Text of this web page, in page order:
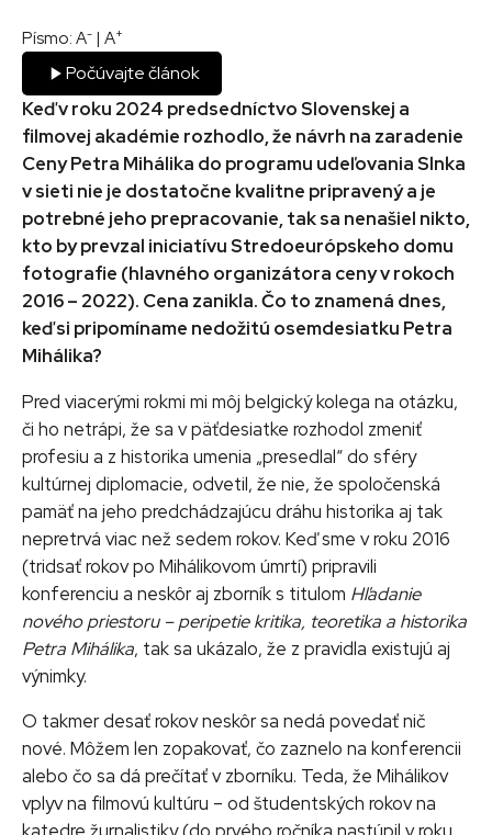
Písmo: A- | A+
Počúvajte článok
Keď v roku 2024 predsedníctvo Slovenskej a
filmovej akadémie rozhodlo, že návrh na zaradenie
Ceny Petra Mihálika do programu udeľovania Slnka
v sieti nie je dostatočne kvalitne pripravený a je
potrebné jeho prepracovanie, tak sa nenašiel nikto,
kto by prevzal iniciatívu Stredoeurópskeho domu
fotografie (hlavného organizátora ceny v rokoch
2016 – 2022). Cena zanikla. Čo to znamená dnes,
keď si pripomíname nedožitú osemdesiatku Petra
Mihálika?
Pred viacerými rokmi mi môj belgický kolega na otázku,
či ho netrápi, že sa v päťdesiatke rozhodol zmeniť
profesiu a z historika umenia „presedlal“ do sféry
kultúrnej diplomacie, odvetil, že nie, že spoločenská
pamäť na jeho predchádzajúcu dráhu historika aj tak
nepretrvá viac než sedem rokov. Keď sme v roku 2016
(tridsať rokov po Mihálikovom úmrtí) pripravili
konferenciu a neskôr aj zborník s titulom Hľadanie
nového priestoru – peripetie kritika, teoretika a historika
Petra Mihálika, tak sa ukázalo, že z pravidla existujú aj
výnimky.
O takmer desať rokov neskôr sa nedá povedať nič
nové. Môžem len zopakovať, čo zaznelo na konferencii
alebo čo sa dá prečítať v zborníku. Teda, že Mihálikov
vplyv na filmovú kultúru – od študentských rokov na